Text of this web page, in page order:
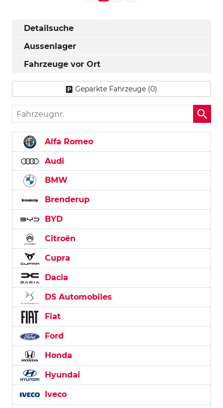
Detailsuche
Aussenlager
Fahrzeuge vor Ort
Geparkte Fahrzeuge (0)
Fahrzeugnr.
Alfa Romeo
Audi
BMW
Brenderup
BYD
Citroën
Cupra
Dacia
DS Automobiles
Fiat
Ford
Honda
Hyundai
Iveco